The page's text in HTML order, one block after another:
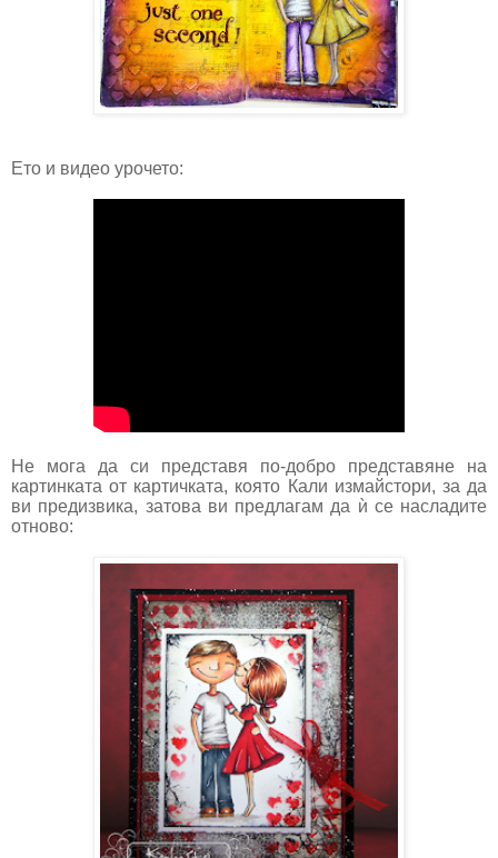
Ето и видео урочето:
Не мога да си представя по-добро представяне на
картинката от картичката, която Кали измайстори, за да
ви предизвика, затова ви предлагам да ѝ се насладите
отново: